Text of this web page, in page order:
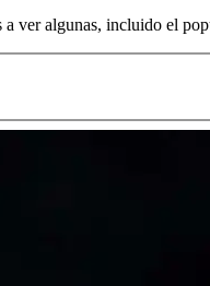
a ver algunas, incluido el